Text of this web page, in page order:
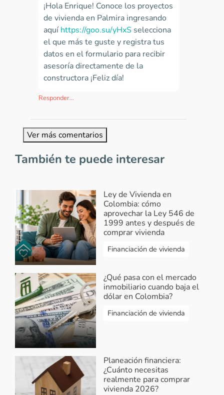
¡Hola Enrique! Conoce los proyectos
de vivienda en Palmira ingresando
aquí https://goo.su/yHxS selecciona
el que más te guste y registra tus
datos en el formulario para recibir
asesoría directamente de la
constructora ¡Feliz día!
Responder...
Ver más comentarios
También te puede interesar
Ley de Vivienda en
Colombia: cómo
aprovechar la Ley 546 de
1999 antes y después de
comprar vivienda
Financiación de vivienda
¿Qué pasa con el mercado
inmobiliario cuando baja el
dólar en Colombia?
Financiación de vivienda
Planeación financiera:
¿Cuánto necesitas
realmente para comprar
vivienda 2026?